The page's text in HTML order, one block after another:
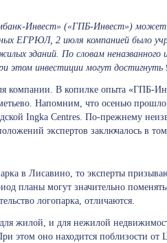
Инвест» («ГПБ-Инвест») может
ЕГРЮЛ, 2 июля компанией было
зданий. По словам
этом инвестиции могут достигнуть
компании. В копилке опыта «ГПБ-
Напомним, что осенью
Ingka Centres. По-прежнему
экспертов заключалось в
в Лисавино, то эксперты
планы могут значительно
логопарка, отличаются.
жилой, и для нежилой
этом оно находится поблизости